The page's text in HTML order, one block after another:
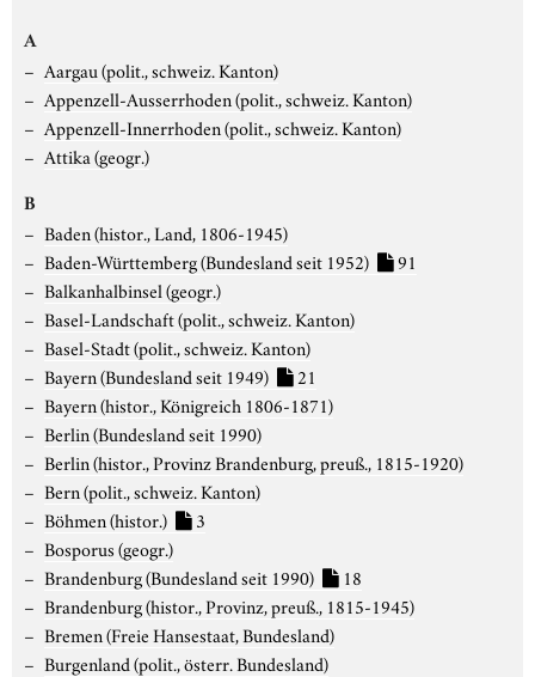
A
Aargau (polit., schweiz. Kanton)
Appenzell-Ausserrhoden (polit., schweiz. Kanton)
Appenzell-Innerrhoden (polit., schweiz. Kanton)
Attika (geogr.)
B
Baden (histor., Land, 1806-1945)
Baden-Württemberg (Bundesland seit 1952)
91
Balkanhalbinsel (geogr.)
Basel-Landschaft (polit., schweiz. Kanton)
Basel-Stadt (polit., schweiz. Kanton)
Bayern (Bundesland seit 1949)
21
Bayern (histor., Königreich 1806-1871)
Berlin (Bundesland seit 1990)
Berlin (histor., Provinz Brandenburg, preuß., 1815-1920)
Bern (polit., schweiz. Kanton)
Böhmen (histor.)
3
Bosporus (geogr.)
Brandenburg (Bundesland seit 1990)
18
Brandenburg (histor., Provinz, preuß., 1815-1945)
Bremen (Freie Hansestaat, Bundesland)
Burgenland (polit., österr. Bundesland)